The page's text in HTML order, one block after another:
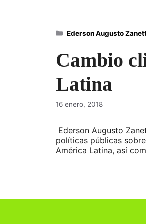
Cambio
Latina
16 enero, 2018
Ederson Augusto
políticas públicas
América Latina, así
Categorías
Ederson Augusto